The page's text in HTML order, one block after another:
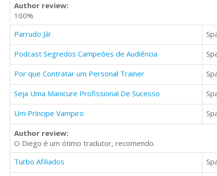
Author review:
100%
Parrudo Já!
Podcast Segredos Campeões de Audiência
Por que Contratar um Personal Trainer
Seja Uma Manicure Profissional De Sucesso
Um Príncipe Vampiro
Author review:
O Diego é um ótimo tradutor, recomendo.
Turbo Afiliados